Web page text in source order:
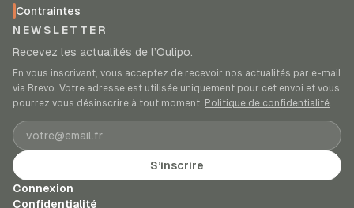
Contraintes
NEWSLETTER
Recevez les actualités de l’Oulipo.
En vous inscrivant, vous acceptez de recevoir nos actualités par e-mail
via Brevo. Votre adresse est utilisée uniquement pour cet envoi et vous
pourrez vous désinscrire à tout moment. Politique de confidentialité.
Adresse e-mail
S’inscrire
Connexion
Confidentialité